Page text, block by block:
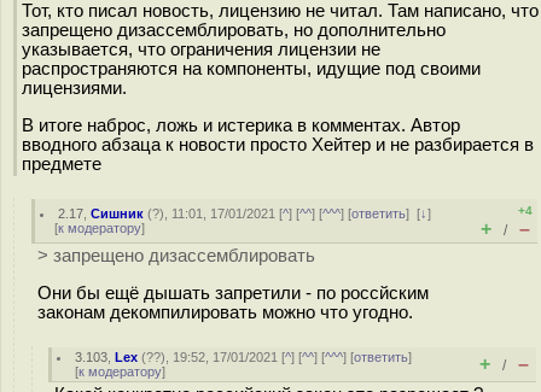
Тот, кто писал новость, лицензию не читал. Там написано, что
запрещено дизассемблировать, но дополнительно
указывается, что ограничения лицензии не
распространяются на компоненты, идущие под своими
лицензиями.
В итоге наброс, ложь и истерика в комментах. Автор
вводного абзаца к новости просто Хейтер и не разбирается в
предмете
2.17 ,Сишник (?), 11:01, 17/01/2021 [^] [^^] [^^^] [ответить][↓]
[к модератору]
+4
+ / –
> запрещено дизассемблировать
Они бы ещё дышать запретили - по россйским
законам декомпилировать можно что угодно.
3.103 ,Lex (??), 19:52, 17/01/2021 [^] [^^] [^^^] [ответить]
[к модератору] + / –